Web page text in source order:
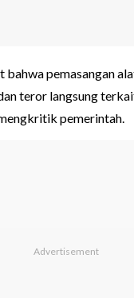
bahwa pemasangan
teror langsung
pemerintah.